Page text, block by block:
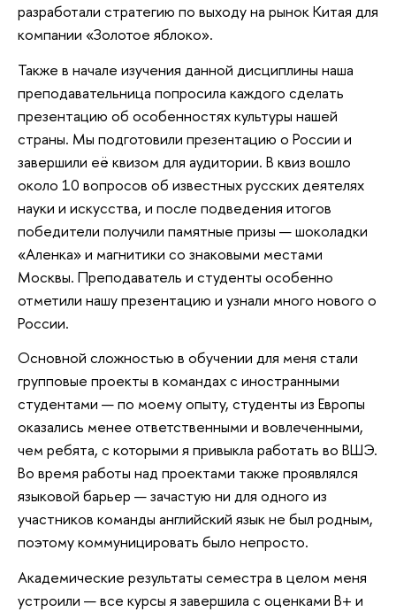
разработали стратегию по выходу на рынок Китая для
компании «Золотое яблоко».
Также в начале изучения данной дисциплины наша
преподавательница попросила каждого сделать
презентацию об особенностях культуры нашей
страны. Мы подготовили презентацию о России и
завершили её квизом для аудитории. В квиз вошло
около 10 вопросов об известных русских деятелях
науки и искусства, и после подведения итогов
победители получили памятные призы — шоколадки
«Аленка» и магнитики со знаковыми местами
Москвы. Преподаватель и студенты особенно
отметили нашу презентацию и узнали много нового о
России.
Основной сложностью в обучении для меня стали
групповые проекты в командах с иностранными
студентами — по моему опыту, студенты из Европы
оказались менее ответственными и вовлеченными,
чем ребята, с которыми я привыкла работать во ВШЭ.
Во время работы над проектами также проявлялся
языковой барьер — зачастую ни для одного из
участников команды английский язык не был родным,
поэтому коммуницировать было непросто.
Академические результаты семестра в целом меня
устроили — все курсы я завершила с оценками B+ и